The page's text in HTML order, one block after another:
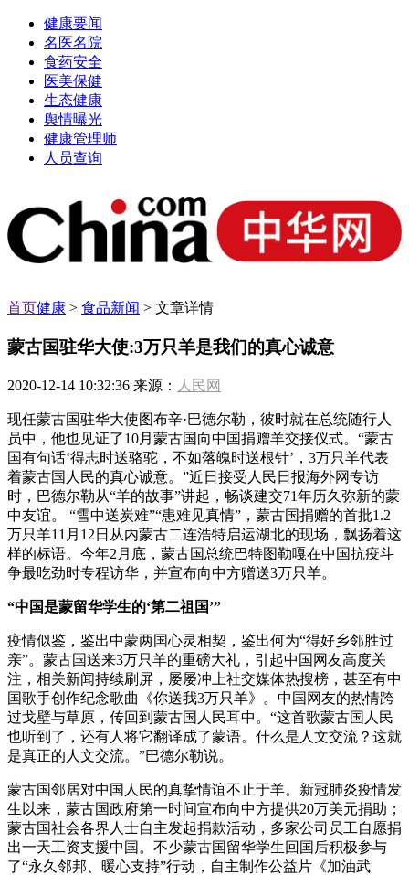
健康要闻
名医名院
食药安全
医美保健
生态健康
舆情曝光
健康管理师
人员查询
首页健康 > 食品新闻 > 文章详情
蒙古国驻华大使:3万只羊是我们的真心诚意
2020-12-14 10:32:36 来源： 人民网
现任蒙古国驻华大使图布辛·巴德尔勒，彼时就在总统随行人
员中，他也见证了10月蒙古国向中国捐赠羊交接仪式。“蒙古
国有句话‘得志时送骆驼，不如落魄时送根针’，3万只羊代表
着蒙古国人民的真心诚意。”近日接受人民日报海外网专访
时，巴德尔勒从“羊的故事”讲起，畅谈建交71年历久弥新的蒙
中友谊。 “雪中送炭难”“患难见真情”，蒙古国捐赠的首批1.2
万只羊11月12日从内蒙古二连浩特启运湖北的现场，飘扬着这
样的标语。今年2月底，蒙古国总统巴特图勒嘎在中国抗疫斗
争最吃劲时专程访华，并宣布向中方赠送3万只羊。
“中国是蒙留华学生的‘第二祖国’”
疫情似鉴，鉴出中蒙两国心灵相契，鉴出何为“得好乡邻胜过
亲”。蒙古国送来3万只羊的重磅大礼，引起中国网友高度关
注，相关新闻持续刷屏，屡屡冲上社交媒体热搜榜，甚至有中
国歌手创作纪念歌曲《你送我3万只羊》。中国网友的热情跨
过戈壁与草原，传回到蒙古国人民耳中。“这首歌蒙古国人民
也听到了，还有人将它翻译成了蒙语。什么是人文交流？这就
是真正的人文交流。”巴德尔勒说。
蒙古国邻居对中国人民的真挚情谊不止于羊。新冠肺炎疫情发
生以来，蒙古国政府第一时间宣布向中方提供20万美元捐助；
蒙古国社会各界人士自主发起捐款活动，多家公司员工自愿捐
出一天工资支援中国。不少蒙古国留华学生回国后积极参与
了“永久邻邦、暖心支持”行动，自主制作公益片《加油武